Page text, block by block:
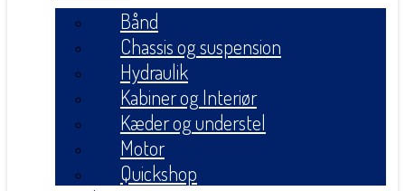
Bånd
Chassis og suspension
Hydraulik
Kabiner og Interiør
Kæder og understel
Motor
Quickshop